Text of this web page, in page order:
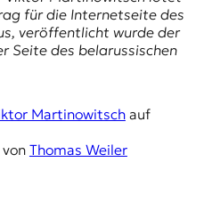
für die Internetseite des
veröffentlicht wurde der
Seite des belarussischen
Martinowitschauf
von Thomas Weiler